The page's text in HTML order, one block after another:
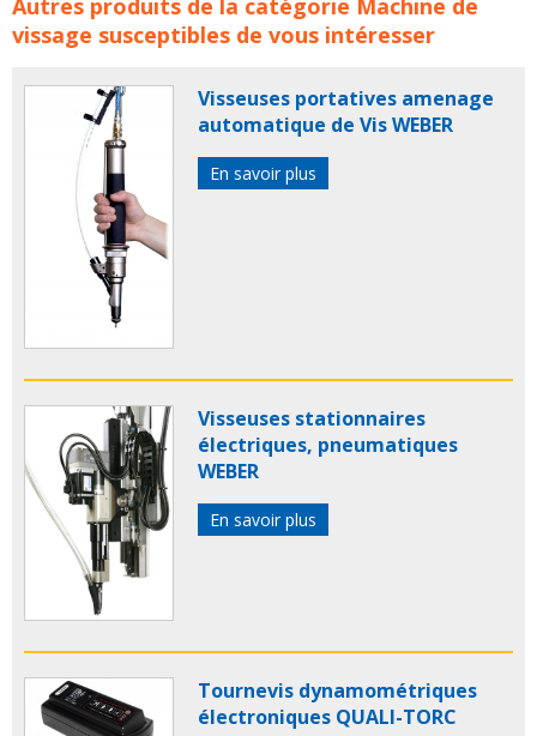
familles de produits :depragvisseusevisseuses
vissage
Autres produits de la catégorie Machine de
vissage susceptibles de vous intéresser
Visseuses portatives amenage
automatique de Vis WEBER
En savoir plus
Visseuses stationnaires
électriques, pneumatiques
WEBER
En savoir plus
Tournevis dynamométriques
électroniques QUALI-TORC